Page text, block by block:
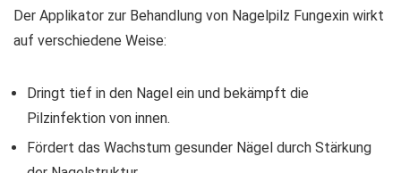
Der Applikator zur Behandlung von Nagelpilz Fungexin wirkt
auf verschiedene Weise:
Dringt tief in den Nagel ein und bekämpft die
Pilzinfektion von innen.
Fördert das Wachstum gesunder Nägel durch Stärkung